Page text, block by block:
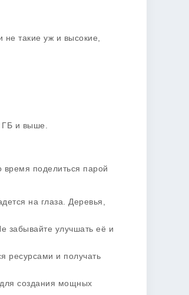
не такие уж и высокие,
ГБ и выше.
время поделиться парой
на глаза. Деревья,
забывайте улучшать её и
ресурсами и получать
создания мощных